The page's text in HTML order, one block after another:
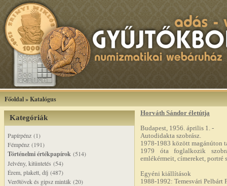
Főoldal»Katalógus
Kategóriák
Papírpénz (1)
Fémpénz (191)
Történelmi értékpapírok (514)
Jelvény, kitüntetés (54)
Érem, plakett, díj (487)
Verőtövek és gipsz minták (20)
Horváth Sándor életútja
Budapest, 1956. április 1. -
Autodidakta szobrász.
1978-1983 között magánúton
1979 óta foglalkozik
emlékérmeit, címereket, portré
Egyéni kiállítások
1988-1992: Temesvári Pelbárt